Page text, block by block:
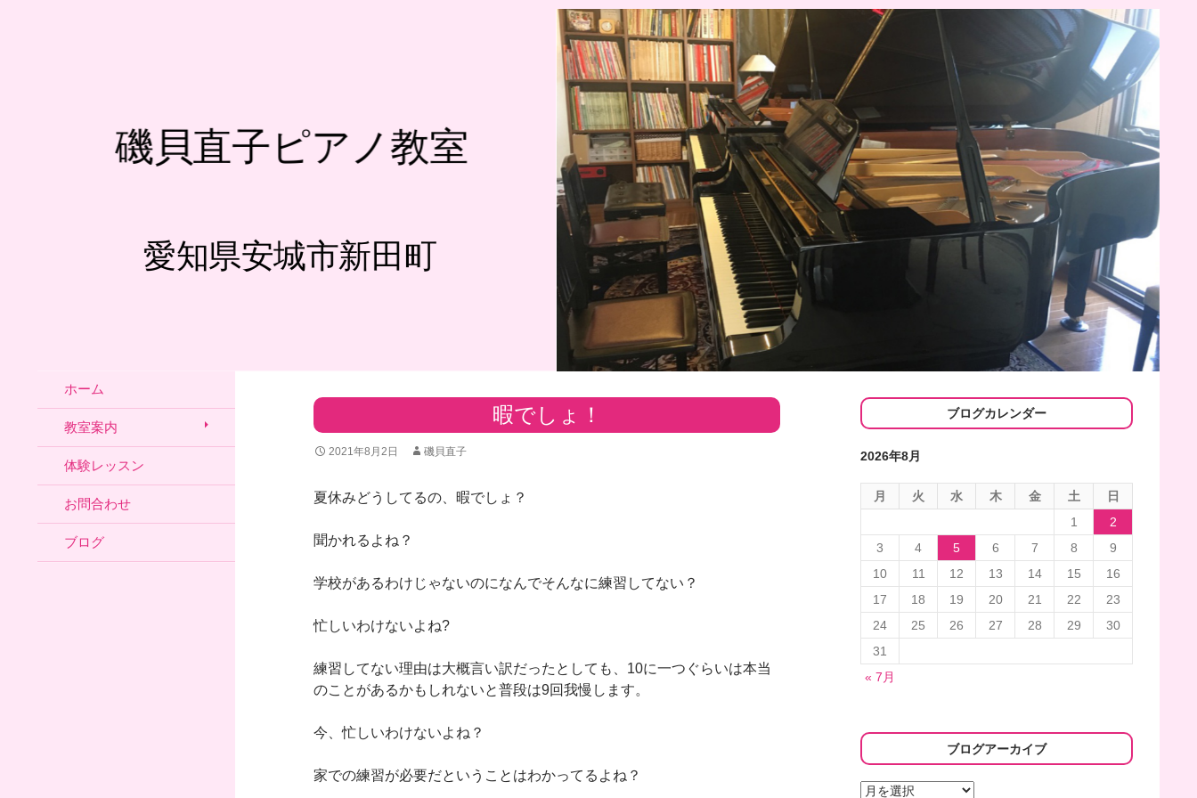
愛知県安城市新田町
磯貝直子ピアノ教室
暇でしょ！
2021年8月2日 磯貝直子
夏休みどうしてるの、暇でしょ？
聞かれるよね？
学校があるわけじゃないのになんでそんなに練習してない？
忙しいわけないよね?
練習してない理由は大概言い訳だったとしても、10に一つぐらいは本当
のことがあるかもしれないと普段は9回我慢します。
今、忙しいわけないよね？
家での練習が必要だということはわかってるよね？
ブログカレンダー
2026年8月
月 火 水 木 金 土
日
1
2
3
4 5 6 7 8
9
10
11 12 13 14 15
16
17
18 19 20 21 22
23
24
25 26 27 28 29
30
31
« 7月
ブログアーカイブ
ブ
ホーム
教室案内
体験レッスン
お問合わせ
ブログ